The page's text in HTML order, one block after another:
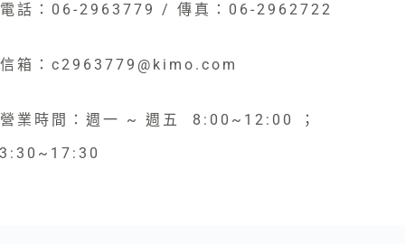
話：06-2963779 / 傳真：06-2962722
箱：c2963779@kimo.com
業時間：週一 ~ 週五 8:00~12:00 ；